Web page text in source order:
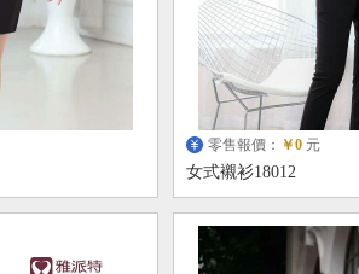
零售報價： ￥0 元
女式襯衫18012